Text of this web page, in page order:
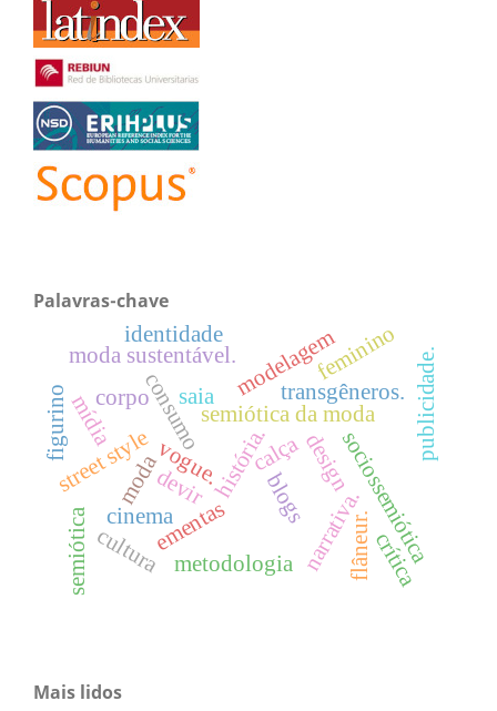
Palavras-chave
ementas
moda história.
consumo
cinema narrativa.
saia
calça
semiótica da moda
sociossemiótica
publicidade.
modelagem
metodologia
moda sustentável.
design
corpo transgêneros.
feminino
vogue.
mídia
blogs
street style
flâneur.
cultura
devir
identidade
figurino
semiótica crítica
Mais lidos